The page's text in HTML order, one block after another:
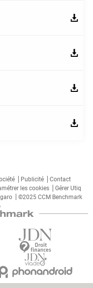
Publicité
Contact
les cookies
Gérer Utiq
©2025 CCM Benchmark